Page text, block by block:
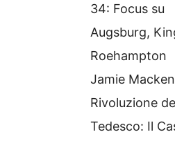
34: Focus su
Augsburg,
Roehampton
Jamie
Rivoluzione
Tedesco: Il